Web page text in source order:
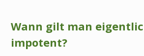
Wann gilt man
impotent?